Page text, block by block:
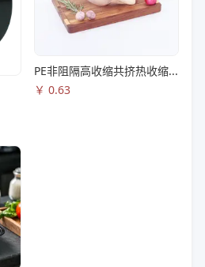
PE非阻隔高收缩共挤热收缩膜S83
￥ 0.63